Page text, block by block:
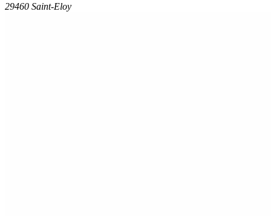
29460 Saint-Eloy